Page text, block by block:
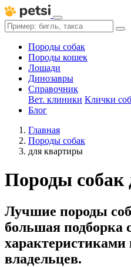
Породы собак
Породы кошек
Лошади
Динозавры
Справочник
Вет. клиники Клички
Блог
Главная
Породы собак
для квартиры
Породы собак
Лучшие породы
большая подборка
владельцев.